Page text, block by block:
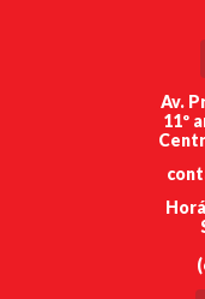
Av.
11º